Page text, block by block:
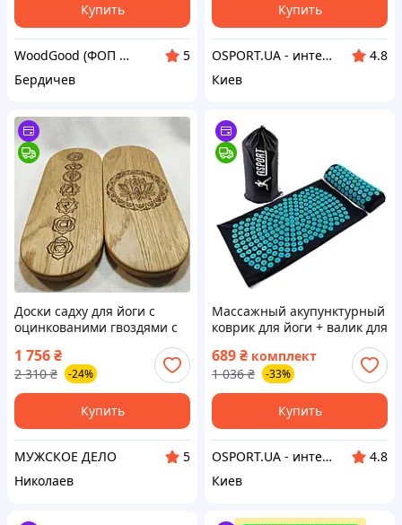
Купить
WoodGood (ФОП Овчар Олена Володимирівна)
5
Бердичев
Купить
OSPORT.UA - интернет магазин спортивных товаров
4.8
Киев
Доски садху для йоги с
оцинкованими гвоздями с
шагом 10мм Дубовые Sadhu
board для новичков с
изображением чакр
1 756₴
2 310 ₴ -24%
Купить
МУЖСКОЕ ДЕЛО
5
Николаев
Массажный акупунктурный
коврик для йоги + валик для
массажа спины/шеи/ног/
тела OSPORT Yoga Relax Pro
(apl-036)
689₴ комплект
1 036 ₴ -33%
Купить
OSPORT.UA - интернет магазин спортивных товаров
4.8
Киев